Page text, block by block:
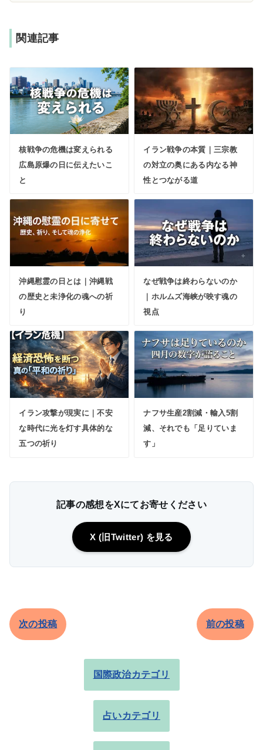
関連記事
核戦争の危機は変えられる
広島原爆の日に伝えたいこ
と
イラン戦争の本質｜三宗教
の対立の奥にある内なる神
性とつながる道
沖縄慰霊の日とは｜沖縄戦
の歴史と未浄化の魂への祈
り
なぜ戦争は終わらないのか
｜ホルムズ海峡が映す魂の
視点
イラン攻撃が現実に｜不安
な時代に光を灯す具体的な
五つの祈り
ナフサ生産2割減・輸入5割
減、それでも「足りていま
す」
記事の感想をXにてお寄せください
X (旧Twitter) を見る
次の投稿 前の投稿
国際政治カテゴリ
占いカテゴリ